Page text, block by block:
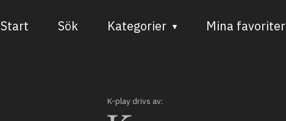
Start Sök Kategorier
Dans
Mina favoriter
K-play drivs av: